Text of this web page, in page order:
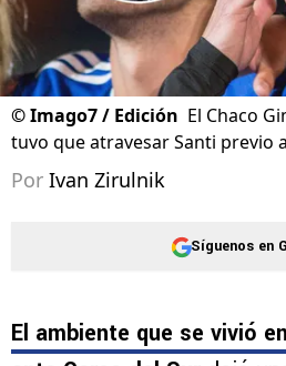
©Imago7 / Edición El Chaco
tuvo que atravesar Santi previo
Por Ivan Zirulnik
Síguenos en
El ambiente que se vivió